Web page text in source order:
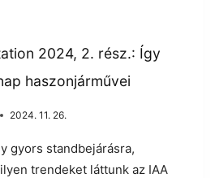
2024, 2. rész.: Így
haszonjárművei
2024. 11. 26.
gyors standbejárásra,
trendeket láttunk az IAA